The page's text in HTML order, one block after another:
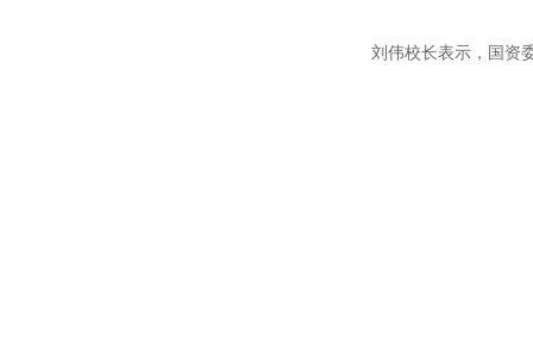
刘伟校长表示，国资